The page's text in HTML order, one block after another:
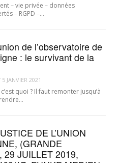
– vie privée – données
– RGPD –…
de l’observatoire de
: le survivant de la
5 JANVIER 2021
quoi ? Il faut remonter jusqu’à
DE L’UNION
(GRANDE
29 JUILLET 2019,